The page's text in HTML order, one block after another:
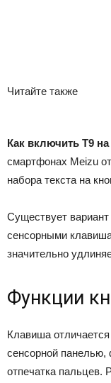
Читайте также
Как включить T9
смартфонах Meizu
набора текста на
Существует
сенсорными
значительно
Функции
Клавиша
сенсорной панелью,
отпечатка пальцев.